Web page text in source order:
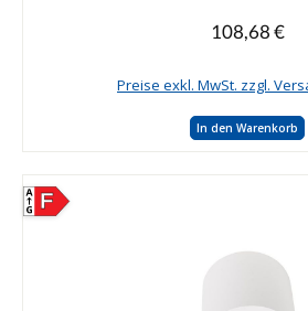
Regulärer
108,68 €
Preise exkl. MwSt. zzgl.
In den Warenkorb
F